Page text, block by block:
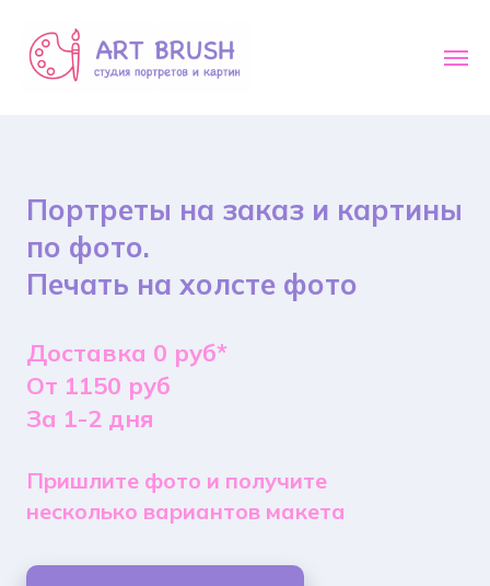
Портреты на заказ и картины
по фото.
Печать на холсте фото
Доставка 0 руб*
От 1150 руб
За 1-2 дня
Пришлите фото и получите
несколько вариантов макета